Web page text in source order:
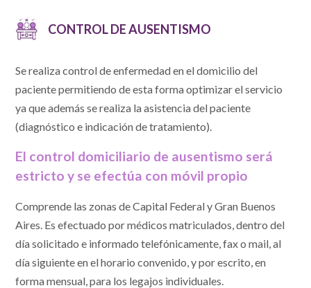
CONTROL DE AUSENTISMO
Se realiza control de enfermedad en el domicilio del
paciente permitiendo de esta forma optimizar el servicio
ya que además se realiza la asistencia del paciente
(diagnóstico e indicación de tratamiento).
El control domiciliario de ausentismo será
estricto y se efectúa con móvil propio
Comprende las zonas de Capital Federal y Gran Buenos
Aires. Es efectuado por médicos matriculados, dentro del
día solicitado e informado telefónicamente, fax o mail, al
día siguiente en el horario convenido, y por escrito, en
forma mensual, para los legajos individuales.